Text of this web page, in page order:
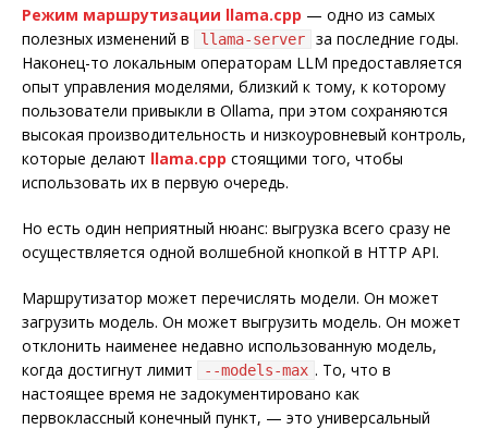
Режим маршрутизации llama.cpp — одно из самых
полезных изменений в
llama-server
за последние годы.
Наконец-то локальным операторам LLM предоставляется
опыт управления моделями, близкий к тому, к которому
пользователи привыкли в Ollama, при этом сохраняются
высокая производительность и низкоуровневый контроль,
которые делают llama.cpp стоящими того, чтобы
использовать их в первую очередь.
Но есть один неприятный нюанс: выгрузка всего сразу не
осуществляется одной волшебной кнопкой в HTTP API.
Маршрутизатор может перечислять модели. Он может
загрузить модель. Он может выгрузить модель. Он может
отклонить наименее недавно использованную модель,
когда достигнут лимит
--models-max . То, что в
настоящее время не задокументировано как
первоклассный конечный пункт, — это универсальный